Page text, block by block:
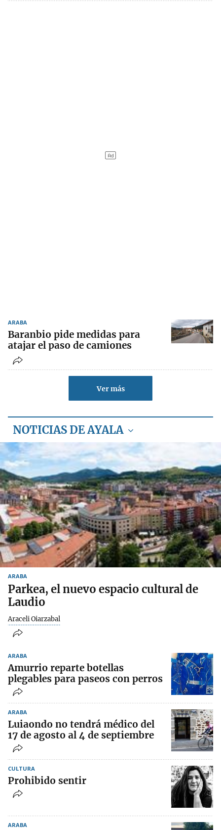
ARABA
Baranbio pide medidas para
atajar el paso de camiones
Ver más
NOTICIAS DE AYALA
ARABA
Parkea, el nuevo espacio cultural de
Laudio
Araceli Oiarzabal
ARABA
Amurrio reparte botellas
plegables para paseos con perros
ARABA
Luiaondo no tendrá médico del
17 de agosto al 4 de septiembre
CULTURA
Prohibido sentir
ARABA